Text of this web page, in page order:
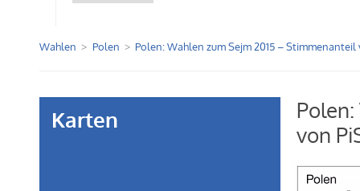
Wahlen Polen Polen: Wahlen zum Sejm 2015 – Stimmenanteil
Karten
von